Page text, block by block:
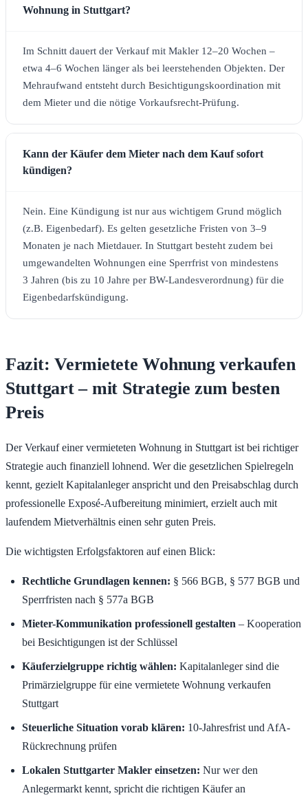
Wohnung in Stuttgart?
Im Schnitt dauert der Verkauf mit Makler 12–20 Wochen –
etwa 4–6 Wochen länger als bei leerstehenden Objekten. Der
Mehraufwand entsteht durch Besichtigungskoordination mit
dem Mieter und die nötige Vorkaufsrecht-Prüfung.
Kann der Käufer dem Mieter nach dem Kauf sofort
kündigen?
Nein. Eine Kündigung ist nur aus wichtigem Grund möglich
(z.B. Eigenbedarf). Es gelten gesetzliche Fristen von 3–9
Monaten je nach Mietdauer. In Stuttgart besteht zudem bei
umgewandelten Wohnungen eine Sperrfrist von mindestens
3 Jahren (bis zu 10 Jahre per BW-Landesverordnung) für die
Eigenbedarfskündigung.
Fazit: Vermietete Wohnung verkaufen
Stuttgart – mit Strategie zum besten
Preis
Der Verkauf einer vermieteten Wohnung in Stuttgart ist bei richtiger
Strategie auch finanziell lohnend. Wer die gesetzlichen Spielregeln
kennt, gezielt Kapitalanleger anspricht und den Preisabschlag durch
professionelle Exposé-Aufbereitung minimiert, erzielt auch mit
laufendem Mietverhältnis einen sehr guten Preis.
Die wichtigsten Erfolgsfaktoren auf einen Blick:
Rechtliche Grundlagen kennen: § 566 BGB, § 577 BGB und
Sperrfristen nach § 577a BGB
Mieter-Kommunikation professionell gestalten – Kooperation
bei Besichtigungen ist der Schlüssel
Käuferzielgruppe richtig wählen: Kapitalanleger sind die
Primärzielgruppe für eine vermietete Wohnung verkaufen
Stuttgart
Steuerliche Situation vorab klären: 10-Jahresfrist und AfA-
Rückrechnung prüfen
Lokalen Stuttgarter Makler einsetzen: Nur wer den
Anlegermarkt kennt, spricht die richtigen Käufer an